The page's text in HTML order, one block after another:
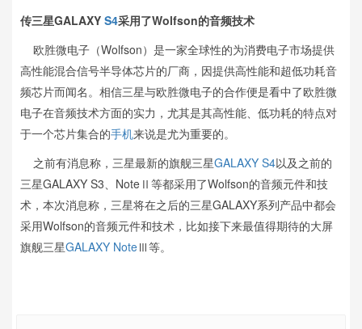
传三星GALAXY S4采用了Wolfson的音频技术
欧胜微电子（Wolfson）是一家全球性的为消费电子市场提供
高性能混合信号半导体芯片的厂商，因提供高性能和超低功耗音
频芯片而闻名。相信三星与欧胜微电子的合作便是看中了欧胜微
电子在音频技术方面的实力，尤其是其高性能、低功耗的特点对
于一个芯片集合的手机来说是尤为重要的。
之前有消息称，三星最新的旗舰三星GALAXY S4以及之前的
三星GALAXY S3、NoteⅡ等都采用了Wolfson的音频元件和技
术，本次消息称，三星将在之后的三星GALAXY系列产品中都会
采用Wolfson的音频元件和技术，比如接下来最值得期待的大屏
旗舰三星GALAXY NoteⅢ等。